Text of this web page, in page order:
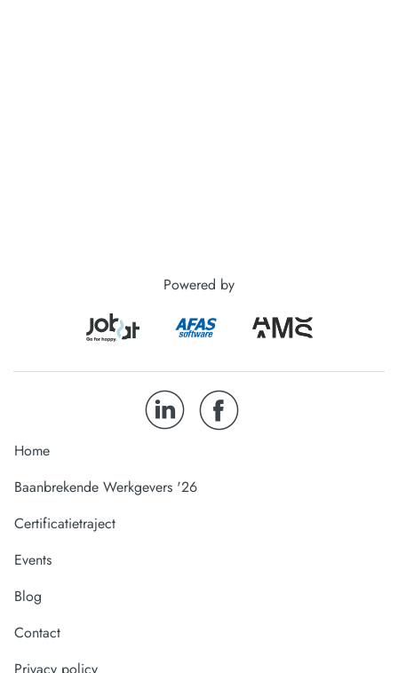
Powered by
Home
Baanbrekende Werkgevers '26
Certificatietraject
Events
Blog
Contact